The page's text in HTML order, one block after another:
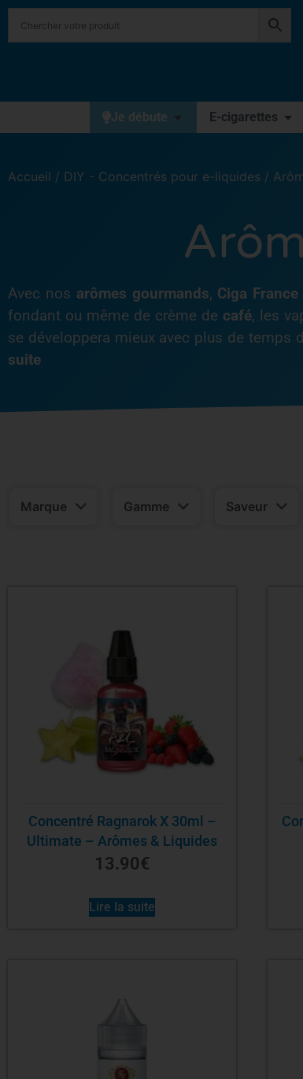
Je débute E-cigarettes
Accueil / DIY - Concentrés pour e-liquides /
Avec nos arômes gourmands, Ciga France
fondant ou même de crème de café, les
se développera mieux avec plus de temps
suite
Marque Gamme Saveur
Concentré Ragnarok X 30ml –
Ultimate – Arômes & Liquides
13.90€
Lire la suite